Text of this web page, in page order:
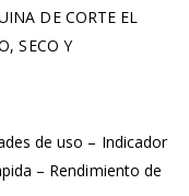
DE CORTE EL
SECO Y
de uso – Indicador
– Rendimiento de